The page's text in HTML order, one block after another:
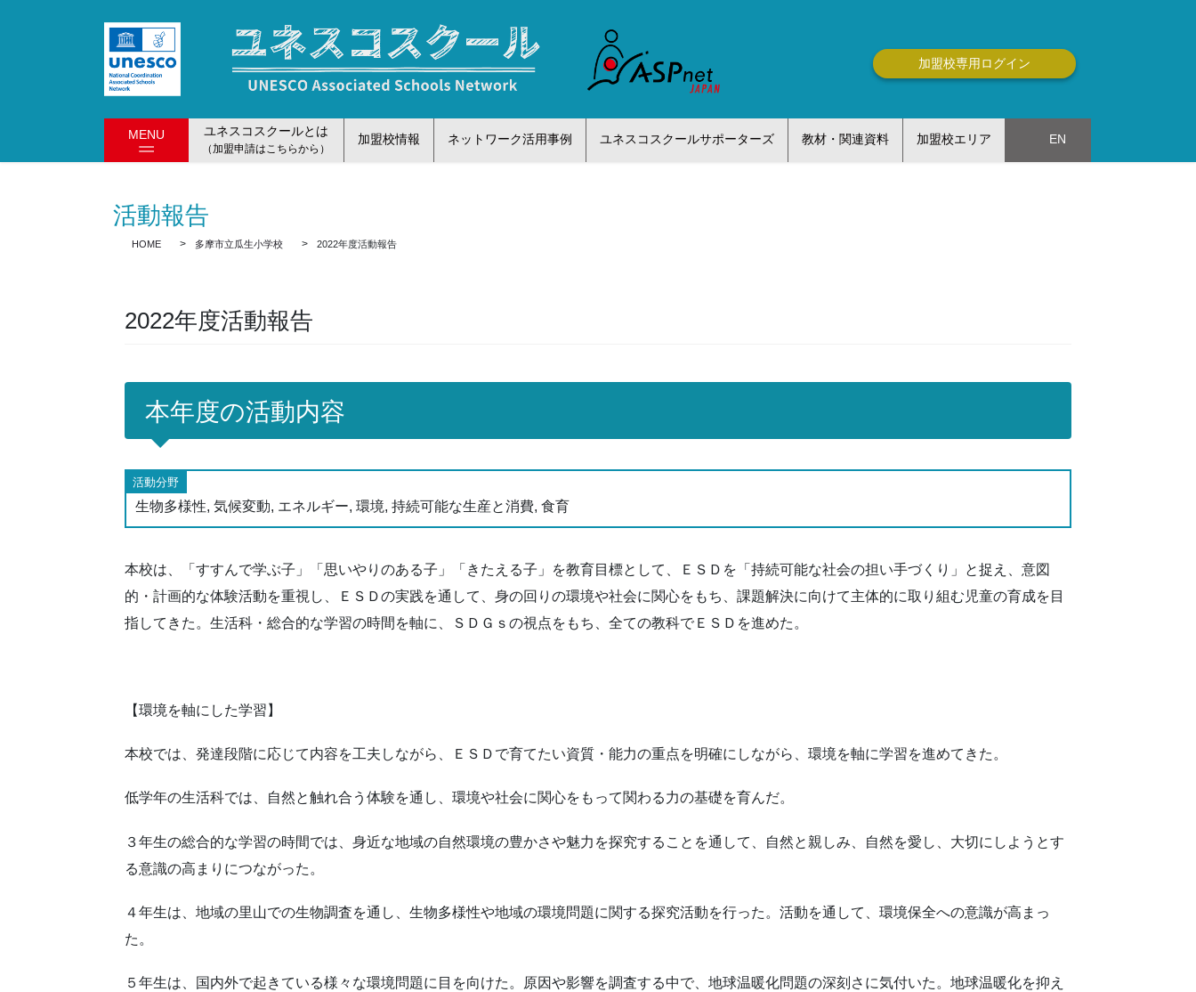
動
に
加盟校専用ログイン
MENU ユネスコスクールとは
（加盟申請はこちらから）
加盟校情報 ネットワーク活用事例 ユネスコスクールサポーターズ 教材・関連資料 加盟校エリア EN
活動報告
HOME 多摩市立瓜生小学校 2022年度活動報告
2022年度活動報告
本年度の活動内容
活動分野
生物多様性, 気候変動, エネルギー, 環境, 持続可能な生産と消費, 食育
本校は、「すすんで学ぶ子」「思いやりのある子」「きたえる子」を教育目標として、ＥＳＤを「持続可能な社会の担い手づくり」と捉え、意図
的・計画的な体験活動を重視し、ＥＳＤの実践を通して、身の回りの環境や社会に関心をもち、課題解決に向けて主体的に取り組む児童の育成を目
指してきた。生活科・総合的な学習の時間を軸に、ＳＤＧｓの視点をもち、全ての教科でＥＳＤを進めた。
【環境を軸にした学習】
本校では、発達段階に応じて内容を工夫しながら、ＥＳＤで育てたい資質・能力の重点を明確にしながら、環境を軸に学習を進めてきた。
低学年の生活科では、自然と触れ合う体験を通し、環境や社会に関心をもって関わる力の基礎を育んだ。
３年生の総合的な学習の時間では、身近な地域の自然環境の豊かさや魅力を探究することを通して、自然と親しみ、自然を愛し、大切にしようとす
る意識の高まりにつながった。
４年生は、地域の里山での生物調査を通し、生物多様性や地域の環境問題に関する探究活動を行った。活動を通して、環境保全への意識が高まっ
た。
５年生は、国内外で起きている様々な環境問題に目を向けた。原因や影響を調査する中で、地球温暖化問題の深刻さに気付いた。地球温暖化を抑え